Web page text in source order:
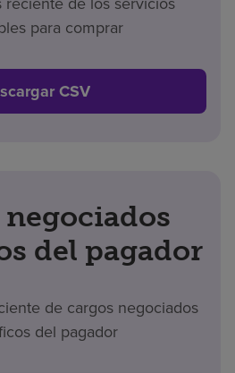
para comprar
CSV
negociados
del pagador
de cargos negociados
del pagador